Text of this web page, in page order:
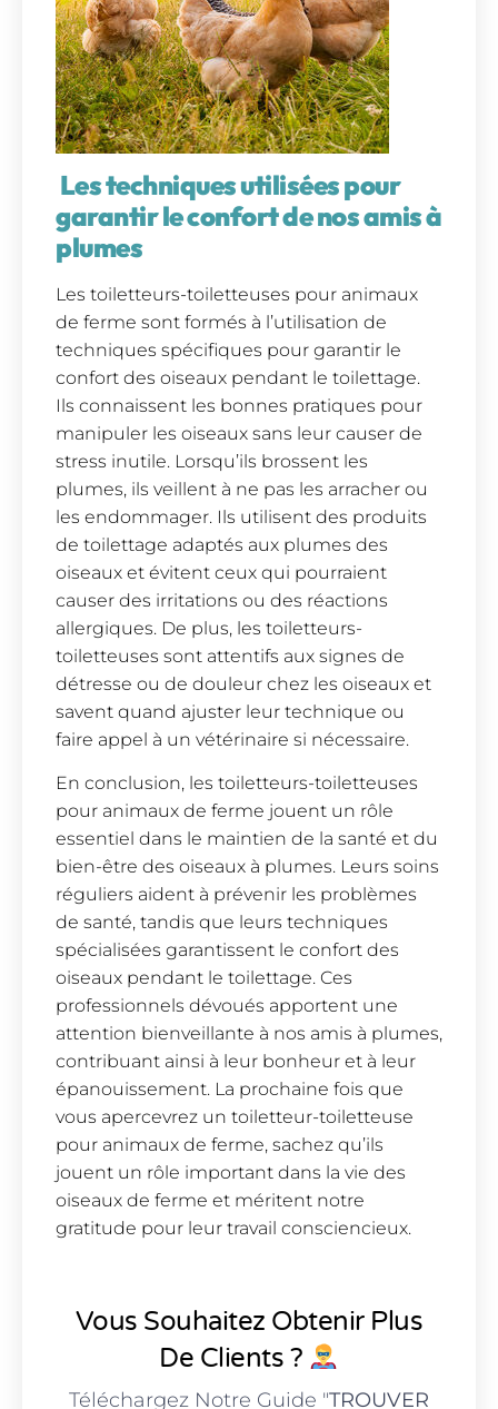
Les techniques utilisées pour
garantir le confort de nos amis à
plumes
Les toiletteurs-toiletteuses pour animaux
de ferme sont formés à l’utilisation de
techniques spécifiques pour garantir le
confort des oiseaux pendant le toilettage.
Ils connaissent les bonnes pratiques pour
manipuler les oiseaux sans leur causer de
stress inutile. Lorsqu’ils brossent les
plumes, ils veillent à ne pas les arracher ou
les endommager. Ils utilisent des produits
de toilettage adaptés aux plumes des
oiseaux et évitent ceux qui pourraient
causer des irritations ou des réactions
allergiques. De plus, les toiletteurs-
toiletteuses sont attentifs aux signes de
détresse ou de douleur chez les oiseaux et
savent quand ajuster leur technique ou
faire appel à un vétérinaire si nécessaire.
En conclusion, les toiletteurs-toiletteuses
pour animaux de ferme jouent un rôle
essentiel dans le maintien de la santé et du
bien-être des oiseaux à plumes. Leurs soins
réguliers aident à prévenir les problèmes
de santé, tandis que leurs techniques
spécialisées garantissent le confort des
oiseaux pendant le toilettage. Ces
professionnels dévoués apportent une
attention bienveillante à nos amis à plumes,
contribuant ainsi à leur bonheur et à leur
épanouissement. La prochaine fois que
vous apercevrez un toiletteur-toiletteuse
pour animaux de ferme, sachez qu’ils
jouent un rôle important dans la vie des
oiseaux de ferme et méritent notre
gratitude pour leur travail consciencieux.
Vous Souhaitez Obtenir Plus
De Clients ?
Téléchargez Notre Guide "TROUVER